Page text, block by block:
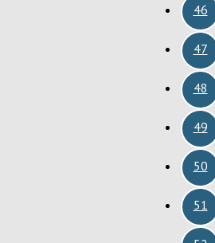
46
47
48
49
50
51